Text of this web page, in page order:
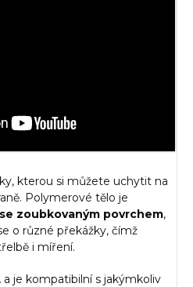
kterou si můžete uchytit na
Polymerové tělo je
zoubkovaným povrchem,
o různé překážky, čímž
i míření.
a je kompatibilní s jakýmkoliv